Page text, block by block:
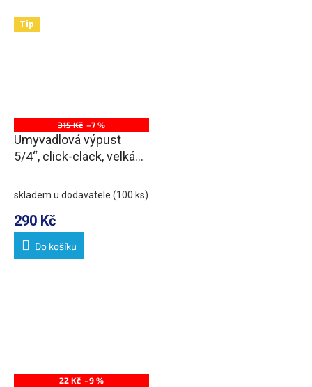
Tip
315 Kč –7 %
Umyvadlová výpust
5/4“, click-clack, velká
skladem u dodavatele (100 ks)
290 Kč
Do košíku
22 Kč –9 %